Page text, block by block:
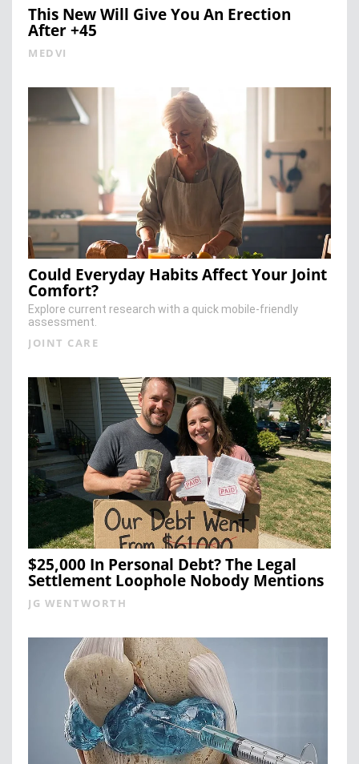
This New Will Give You An Erection
After +45
MEDVI
Could Everyday Habits Affect Your Joint
Comfort?
Explore current research with a quick mobile-friendly
assessment.
JOINT CARE
$25,000 In Personal Debt? The Legal
Settlement Loophole Nobody Mentions
JG WENTWORTH